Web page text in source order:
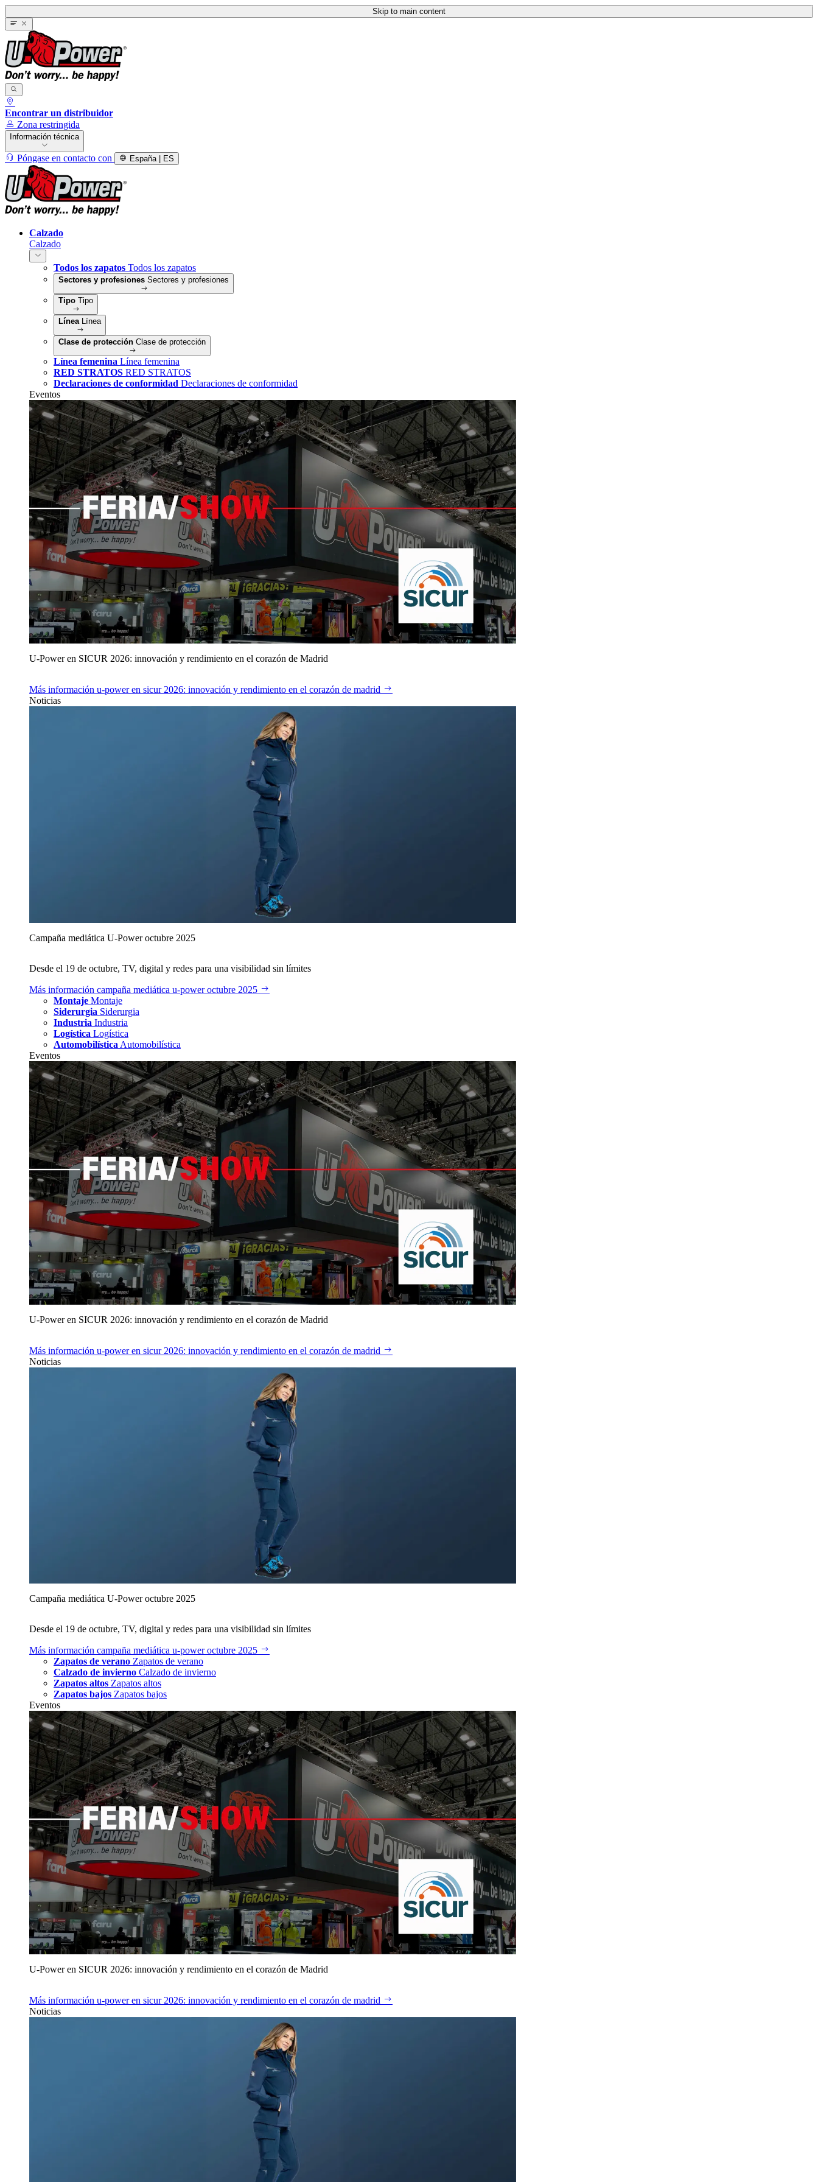
Skip to main content
Encontrar un distribuidor
Zona restringida
Información técnica
Póngase en contacto con España | ES
Calzado
Calzado
Todos los zapatos Todos los zapatos
Sectores y profesiones Sectores y profesiones
Tipo Tipo
Línea Línea
Clase de protección Clase de protección
Línea femenina Línea femenina
RED STRATOS RED STRATOS
Declaraciones de conformidad Declaraciones de conformidad
Eventos
U‑Power en SICUR 2026: innovación y rendimiento en el corazón de Madrid
Más información u‑power en sicur 2026: innovación y rendimiento en el corazón de madrid
Noticias
Campaña mediática U‑Power octubre 2025
Desde el 19 de octubre, TV, digital y redes para una visibilidad sin límites
Más información campaña mediática u‑power octubre 2025
Montaje Montaje
Siderurgia Siderurgia
Industria Industria
Logística Logística
Automobilística Automobilística
Eventos
U‑Power en SICUR 2026: innovación y rendimiento en el corazón de Madrid
Más información u‑power en sicur 2026: innovación y rendimiento en el corazón de madrid
Noticias
Campaña mediática U‑Power octubre 2025
Desde el 19 de octubre, TV, digital y redes para una visibilidad sin límites
Más información campaña mediática u‑power octubre 2025
Zapatos de verano Zapatos de verano
Calzado de invierno Calzado de invierno
Zapatos altos Zapatos altos
Zapatos bajos Zapatos bajos
Eventos
U‑Power en SICUR 2026: innovación y rendimiento en el corazón de Madrid
Más información u‑power en sicur 2026: innovación y rendimiento en el corazón de madrid
Noticias